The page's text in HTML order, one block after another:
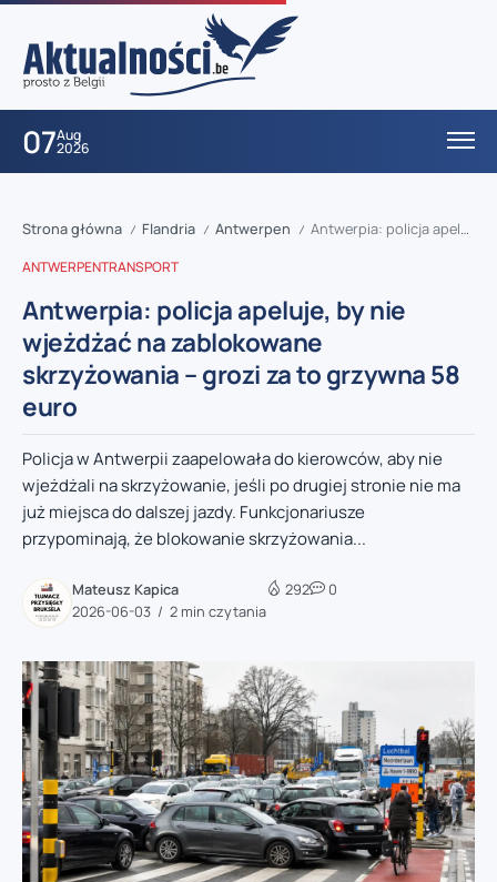
07Aug
2026
Strona główna / Flandria / Antwerpen / Antwerpia: policja apeluje, by nie wjeżdżać na zablokowane skrzyżowania – grozi za to grzywna 58 euro
ANTWERPENTRANSPORT
Antwerpia: policja apeluje, by nie
wjeżdżać na zablokowane
skrzyżowania – grozi za to grzywna 58
euro
Policja w Antwerpii zaapelowała do kierowców, aby nie
wjeżdżali na skrzyżowanie, jeśli po drugiej stronie nie ma
już miejsca do dalszej jazdy. Funkcjonariusze
przypominają, że blokowanie skrzyżowania...
Mateusz Kapica
2026-06-03
2 min czytania
292 0